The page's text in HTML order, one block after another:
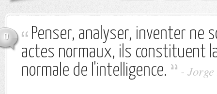
0
Penser, analyser, inventer ne
actes normaux, ils constituent
normale de l'intelligence.
-